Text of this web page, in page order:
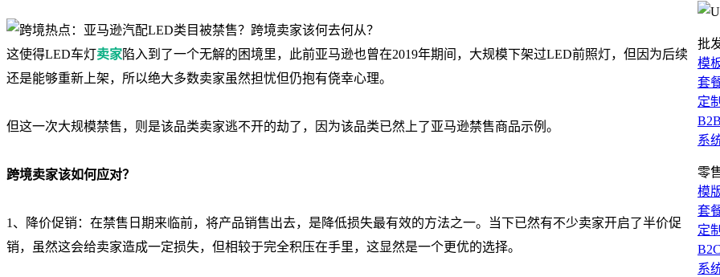
这使得LED车灯卖家陷入到了一个无解的困境里，此前亚马逊也曾在2019年期间，大规模下架过LED前照灯，但因为后续
还是能够重新上架，所以绝大多数卖家虽然担忧但仍抱有侥幸心理。
但这一次大规模禁售，则是该品类卖家逃不开的劫了，因为该品类已然上了亚马逊禁售商品示例。
跨境卖家该如何应对？
1、降价促销：在禁售日期来临前，将产品销售出去，是降低损失最有效的方法之一。当下已然有不少卖家开启了半价促
销，虽然这会给卖家造成一定损失，但相较于完全积压在手里，这显然是一个更优的选择。
批
模
套
定
系
零
模
套
定
系